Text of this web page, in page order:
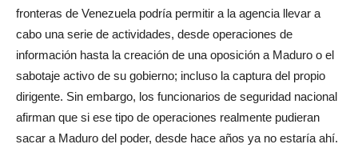
fronteras de Venezuela podría permitir a la agencia llevar a
cabo una serie de actividades, desde operaciones de
información hasta la creación de una oposición a Maduro o el
sabotaje activo de su gobierno; incluso la captura del propio
dirigente. Sin embargo, los funcionarios de seguridad nacional
afirman que si ese tipo de operaciones realmente pudieran
sacar a Maduro del poder, desde hace años ya no estaría ahí.